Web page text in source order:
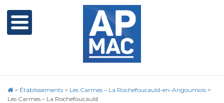
> Établissements > Les Carmes – La Rochefoucauld-en-Angoumois >
Les Carmes – La Rochefoucauld